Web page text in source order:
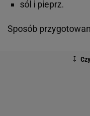
sól i pieprz.
Sposób